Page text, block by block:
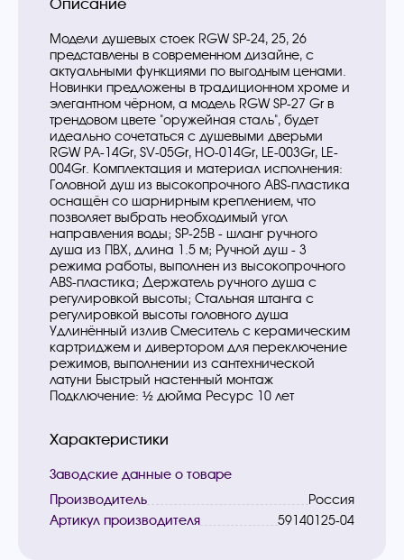
Описание
Модели душевых стоек RGW SP-24, 25, 26
представлены в современном дизайне, с
актуальными функциями по выгодным ценами.
Новинки предложены в традиционном хроме и
элегантном чёрном, а модель RGW SP-27 Gr в
трендовом цвете "оружейная сталь", будет
идеально сочетаться с душевыми дверьми
RGW PA-14Gr, SV-05Gr, HO-014Gr, LE-003Gr, LE-
004Gr. Комплектация и материал исполнения:
Головной душ из высокопрочного ABS-пластика
оснащён со шарнирным креплением, что
позволяет выбрать необходимый угол
направления воды; SP-25B - шланг ручного
душа из ПВХ, длина 1.5 м; Ручной душ - 3
режима работы, выполнен из высокопрочного
ABS-пластика; Держатель ручного душа с
регулировкой высоты; Стальная штанга с
регулировкой высоты головного душа
Удлинённый излив Смеситель с керамическим
картриджем и дивертором для переключение
режимов, выполнении из сантехнической
латуни Быстрый настенный монтаж
Подключение: ½ дюйма Ресурс 10 лет
Характеристики
Заводские данные о товаре
Производитель
Россия
Артикул производителя
59140125-04